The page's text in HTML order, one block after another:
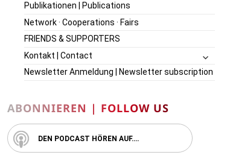
Publikationen | Publications
Network · Cooperations · Fairs
FRIENDS & SUPPORTERS
Kontakt | Contact
Newsletter Anmeldung | Newsletter subscription
ABONNIEREN | FOLLOW US
DEN PODCAST HÖREN AUF….